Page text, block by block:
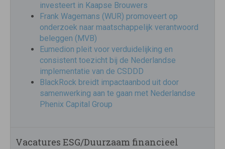
investeert in Kaapse Brouwers
Frank Wagemans (WUR) promoveert op
onderzoek naar maatschappelijk verantwoord
beleggen (MVB)
Eumedion pleit voor verduidelijking en
consistent toezicht bij de Nederlandse
implementatie van de CSDDD
BlackRock breidt impactaanbod uit door
samenwerking aan te gaan met Nederlandse
Phenix Capital Group
Vacatures ESG/Duurzaam financieel